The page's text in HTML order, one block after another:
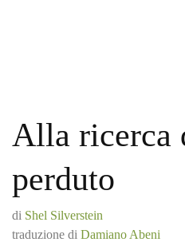
Alla ricerca
perduto
di Shel Silverstein
traduzione di Damiano Abeni